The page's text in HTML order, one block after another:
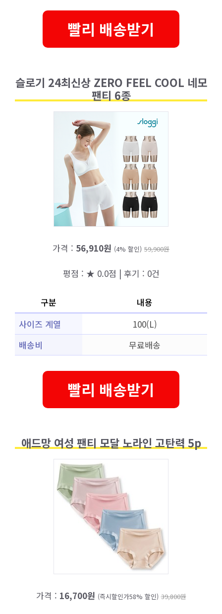
빨리 배송받기
슬로기 24최신상 ZERO FEEL COOL 네모
팬티 6종
가격 : 56,910원 (4% 할인) 59,900원
평점 : ★ 0.0점 | 후기 : 0건
구분
내용
사이즈 계열
100(L)
배송비
무료배송
빨리 배송받기
애드망 여성 팬티 모달 노라인 고탄력 5p
가격 : 16,700원 (즉시할인가58% 할인) 39,800원